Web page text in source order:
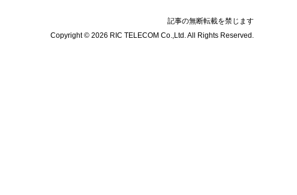
記事の無断転載を禁じます
Copyright © 2026 RIC TELECOM Co.,Ltd. All Rights Reserved.